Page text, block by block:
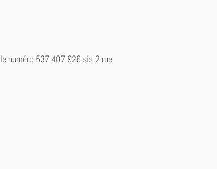
numéro 537 407 926 sis 2 rue